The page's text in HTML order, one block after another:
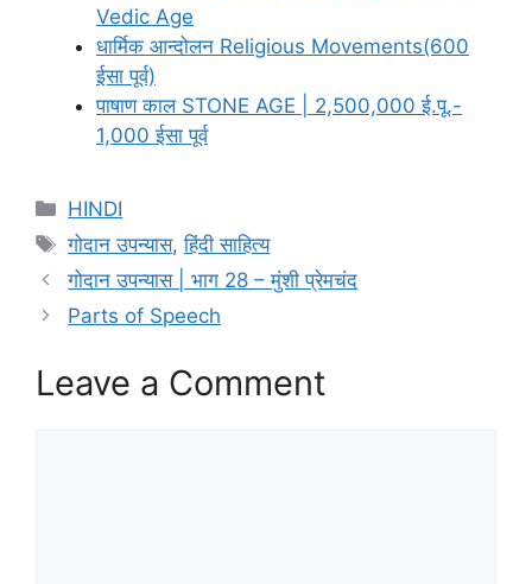
Vedic Age
धार्मिक आन्दोलन Religious Movements(600
ईसा पूर्व)
पाषाण काल STONE AGE | 2,500,000 ई.पू.-
1,000 ईसा पूर्व
Categories
HINDI
Tags
गोदान उपन्यास,हिंदी साहित्य
गोदान उपन्यास | भाग 28 – मुंशी प्रेमचंद
Parts of Speech
Leave a Comment